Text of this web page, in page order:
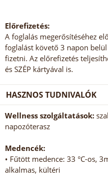
Előrefizetés:
A foglalás megerősítéséhez
foglalást követő 3 napon
fizetni. Az előrefizetés
és SZÉP kártyával is.
HASZNOS TUDNIVALÓK
Wellness szolgáltatások:
napozóterasz
Medencék:
• Fűtött medence: 33 °C-os,
alkalmas, kültéri